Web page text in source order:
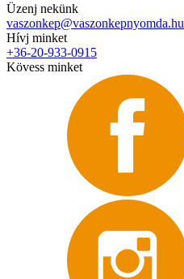
Üzenj nekünk
vaszonkep@vaszonkepnyomda.hu
Hívj minket
+36-20-933-0915
Kövess minket